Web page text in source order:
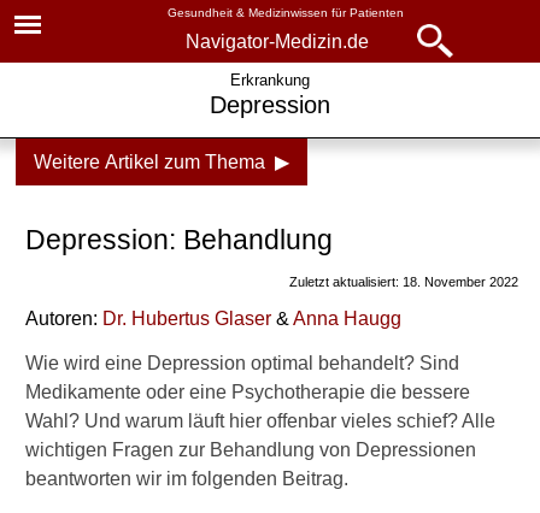
Gesundheit & Medizinwissen für Patienten
Navigator-Medizin.de
Erkrankung
Depression
Weitere Artikel zum Thema ▶
Depression: Behandlung
Zuletzt aktualisiert: 18. November 2022
Autoren: Dr. Hubertus Glaser & Anna Haugg
Wie wird eine Depression optimal behandelt? Sind
Medikamente oder eine Psychotherapie die bessere
Wahl? Und warum läuft hier offenbar vieles schief? Alle
wichtigen Fragen zur Behandlung von Depressionen
beantworten wir im folgenden Beitrag.
► News
► Diagnostik & Laborwerte
► Therapieverfahren
► Medikamente
► Gesundheitsthemen
▾
Krankheiten
Ursachen
Symptome
Behandlung
Medikamente